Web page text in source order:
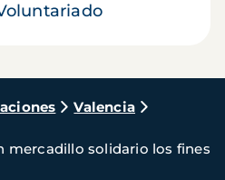
Valencia
mercadillo solidario los fines